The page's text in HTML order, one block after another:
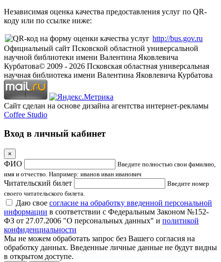
Независимая оценка качества предоставления услуг по QR-
коду или по ссылке ниже:
http://bus.gov.ru
Официальный сайт Псковской областной универсальной
научной библиотеки имени Валентина Яковлевича
Курбатова© 2009 - 2026 Псковская областная универсальная
научная библиотека имени Валентина Яковлевича Курбатова
Сайт сделан на основе дизайна агентства интернет-рекламы
Coffee Studio
Вход в личный кабинет
×
ФИО
Введите полностью свои фамилию,
имя и отчество. Например: иванов иван иванович
Читательский билет
Введите номер
своего читательского билета.
Даю свое согласие на обработку введенной персональной
информации в соответствии с Федеральным Законом №152-
ФЗ от 27.07.2006 "О персональных данных" и политикой
конфиденциальности
Мы не можем обработать запрос без Вашего согласия на
обработку данных. Введенные личные данные не будут видны
в открытом доступе.